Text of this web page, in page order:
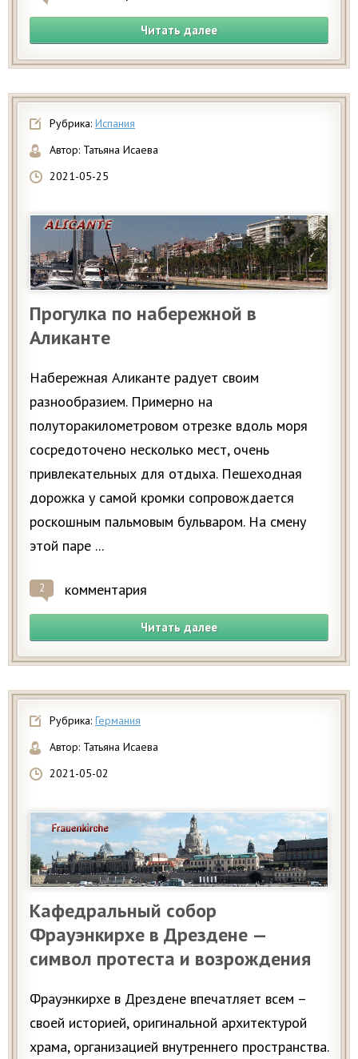
Читать далее
Рубрика: Испания
Автор: Татьяна Исаева
2021-05-25
Прогулка по набережной в
Аликанте
Набережная Аликанте радует своим
разнообразием. Примерно на
полуторакилометровом отрезке вдоль моря
сосредоточено несколько мест, очень
привлекательных для отдыха. Пешеходная
дорожка у самой кромки сопровождается
роскошным пальмовым бульваром. На смену
этой паре ...
2 комментария
Читать далее
Рубрика: Германия
Автор: Татьяна Исаева
2021-05-02
Кафедральный собор
Фрауэнкирхе в Дрездене —
символ протеста и возрождения
Фрауэнкирхе в Дрездене впечатляет всем –
своей историей, оригинальной архитектурой
храма, организацией внутреннего пространства.